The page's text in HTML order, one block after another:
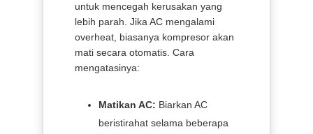
untuk mencegah kerusakan yang
lebih parah. Jika AC mengalami
overheat, biasanya kompresor akan
mati secara otomatis. Cara
mengatasinya:
Matikan AC: Biarkan AC
beristirahat selama beberapa